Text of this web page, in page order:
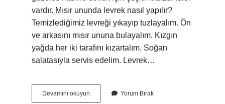
vardır. Mısır ununda levrek nasıl yapılır?
Temizlediğimiz levreği yıkayıp tuzlayalım. Ön
ve arkasını mısır ununa bulayalım. Kızgın
yağda her iki tarafını kızartalım. Soğan
salatasıyla servis edelim. Levrek…
Devamını okuyun
Unlanır
Yorum Bırak